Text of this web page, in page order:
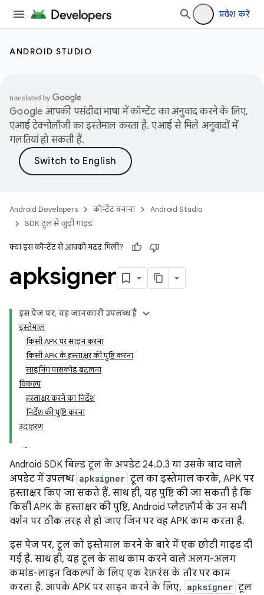
प्रवेश करें
ANDROID STUDIO
Google आपकी पसंदीदा भाषा में कॉन्टेंट का अनुवाद करने के लिए,
एआई टेक्नोलॉजी का इस्तेमाल करता है. एआई से मिले अनुवादों में
गलतियां हो सकती हैं.
Android Developers कॉन्टेंट बनाना
Android Studio
SDK टूल से जुड़ी गाइड
क्या इस कॉन्टेंट से आपको मदद मिली?
apksigner
इस पेज पर, यह जानकारी उपलब्ध है
इस्तेमाल
किसी APK पर साइन करना
किसी APK के हस्ताक्षर की पुष्टि करना
साइनिंग पासकोड बदलना
विकल्प
हस्ताक्षर करने का निर्देश
निर्देश की पुष्टि करना
उदाहरण
Android SDK बिल्ड टूल के अपडेट 24.0.3 या उसके बाद वाले
अपडेट में उपलब्ध apksigner टूल का इस्तेमाल करके, APK पर
हस्ताक्षर किए जा सकते हैं. साथ ही, यह पुष्टि की जा सकती है कि
किसी APK के हस्ताक्षर की पुष्टि, Android प्लैटफ़ॉर्म के उन सभी
वर्शन पर ठीक तरह से हो जाए जिन पर वह APK काम करता है.
इस पेज पर, टूल को इस्तेमाल करने के बारे में एक छोटी गाइड दी
गई है. साथ ही, यह टूल के साथ काम करने वाले अलग-अलग
कमांड-लाइन विकल्पों के लिए एक रेफ़रंस के तौर पर काम
करता है. आपके APK पर साइन करने के लिए, apksigner टूल